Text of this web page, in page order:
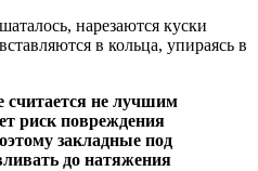
нарезаются куски
в кольца, упираясь в
не лучшим
риск повреждения
закладные под
до натяжения